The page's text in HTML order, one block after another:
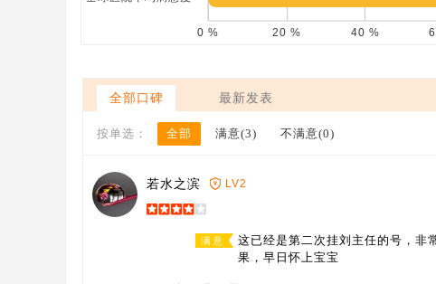
全部口碑 最新发表
按单选： 全部 满意(3) 不满意(0)
若水之滨 LV2
满意
这已经是第二次挂刘主任的号，非
果，早日怀上宝宝